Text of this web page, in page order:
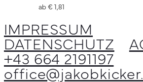
gewählt
werden
auf.
Die
Optionen
können
auf
ab € 1,81
IMPRESSUM
DATENSCHUTZ
+43 664 2191197